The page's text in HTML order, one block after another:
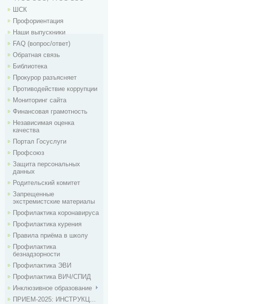
ШСК
Профориентация
Наши выпускники
FAQ (вопрос/ответ)
Обратная связь
Библиотека
Прокурор разъясняет
Противодействие коррупции
Мониторинг сайта
Финансовая грамотность
Независимая оценка
качества
Портал Госуслуги
Профсоюз
Защита персональных
данных
Родительский комитет
Запрещенные
экстремистские материалы
Профилактика коронавируса
Профилактика курения
Правила приёма в школу
Профилактика
безнадзорности
Профилактика ЭВИ
Профилактика ВИЧ/СПИД
Инклюзивное образование
ПРИЕМ-2025: ИНСТРУКЦ...